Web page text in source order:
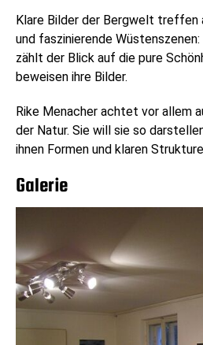
Klare Bilder der Bergwelt treffen
und faszinierende
zählt der Blick auf die pure
beweisen ihre Bilder.
Rike Menacher achtet vor allem
der Natur. Sie will sie so
ihnen Formen und klaren
Galerie